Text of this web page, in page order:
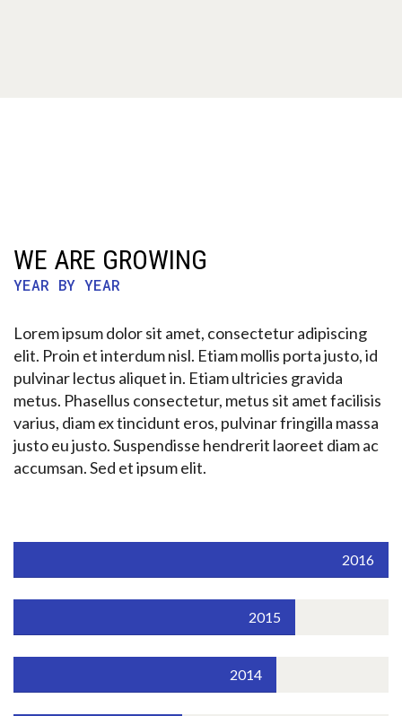
WE ARE GROWING
YEAR BY YEAR
Lorem ipsum dolor sit amet, consectetur adipiscing
elit. Proin et interdum nisl. Etiam mollis porta justo, id
pulvinar lectus aliquet in. Etiam ultricies gravida
metus. Phasellus consectetur, metus sit amet facilisis
varius, diam ex tincidunt eros, pulvinar fringilla massa
justo eu justo. Suspendisse hendrerit laoreet diam ac
accumsan. Sed et ipsum elit.
2016
2015
2014